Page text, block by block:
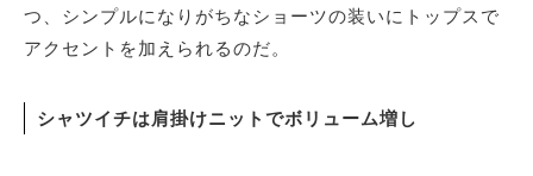
つ、シンプルになりがちなショーツの装いにトップスで
アクセントを加えられるのだ。
シャツイチは肩掛けニットでボリューム増し